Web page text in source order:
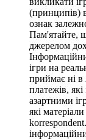
(принципів)
ознак
Пам'ятайте,
джерелом
ігри на
приймає ні в
платежів,
азартними
які